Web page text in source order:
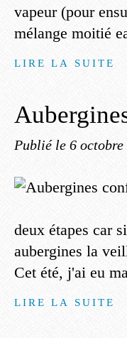
vapeur (pour
mélange moitié
LIRE LA SUITE
Publié le 6 octobre
deux étapes car
aubergines la
Cet été, j'ai eu
LIRE LA SUITE